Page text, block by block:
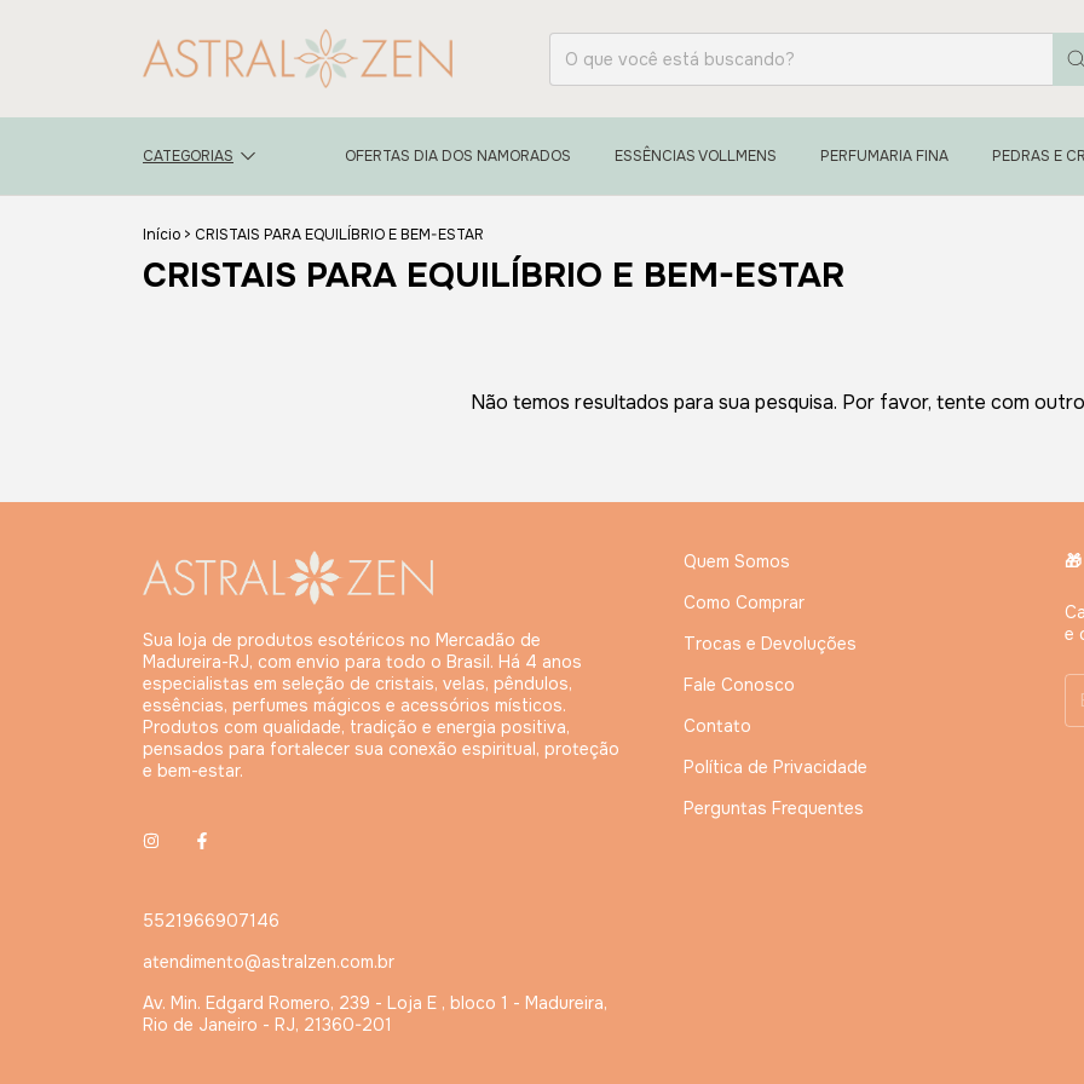
CATEGORIAS OFERTAS DIA DOS NAMORADOS ESSÊNCIAS VOLLMENS PERFUMARIA FINA PEDRAS E
Início > CRISTAIS PARA EQUILÍBRIO E BEM-ESTAR
CRISTAIS PARA EQUILÍBRIO E BEM-ESTAR
Não temos resultados para sua pesquisa. Por favor, tente com
Sua loja de produtos esotéricos no Mercadão de
Madureira-RJ, com envio para todo o Brasil. Há 4 anos
especialistas em seleção de cristais, velas, pêndulos,
essências, perfumes mágicos e acessórios místicos.
Produtos com qualidade, tradição e energia positiva,
pensados para fortalecer sua conexão espiritual, proteção
e bem-estar.
5521966907146
atendimento@astralzen.com.br
Av. Min. Edgard Romero, 239 - Loja E , bloco 1 - Madureira,
Rio de Janeiro - RJ, 21360-201
Quem Somos
Como Comprar
Trocas e Devoluções
Fale Conosco
Contato
Política de Privacidade
Perguntas Frequentes
e